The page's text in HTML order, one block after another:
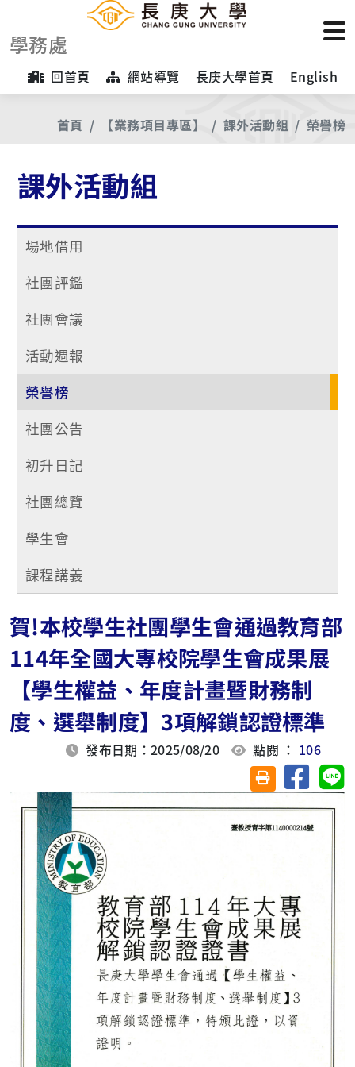
學務處
回首頁 網站導覽 長庚大學首頁 English
首頁 【業務項目專區】 課外活動組 榮譽榜
課外活動組
場地借用
社團評鑑
社團會議
活動週報
榮譽榜
社團公告
初升日記
社團總覽
學生會
課程講義
賀!本校學生社團學生會通過教育部
114年全國大專校院學生會成果展
【學生權益、年度計畫暨財務制
度、選舉制度】3項解鎖認證標準
發布日期：2025/08/20 點閱 ： 106
友善列印(另開視
分享至